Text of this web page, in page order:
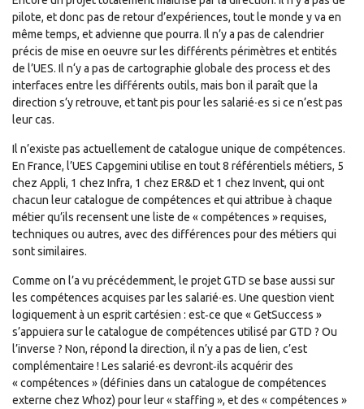
pilote, et donc pas de retour d’expériences, tout le monde y va en
même temps, et advienne que pourra. Il n’y a pas de calendrier
précis de mise en oeuvre sur les différents périmètres et entités
de l’UES. Il n‘y a pas de cartographie globale des process et des
interfaces entre les différents outils, mais bon il paraît que la
direction s’y retrouve, et tant pis pour les salarié∙es si ce n’est pas
leur cas.
Il n’existe pas actuellement de catalogue unique de compétences.
En France, l’UES Capgemini utilise en tout 8 référentiels métiers, 5
chez Appli, 1 chez Infra, 1 chez ER&D et 1 chez Invent, qui ont
chacun leur catalogue de compétences et qui attribue à chaque
métier qu’ils recensent une liste de « compétences » requises,
techniques ou autres, avec des différences pour des métiers qui
sont similaires.
Comme on l’a vu précédemment, le projet GTD se base aussi sur
les compétences acquises par les salarié∙es. Une question vient
logiquement à un esprit cartésien : est‐ce que « GetSuccess »
s’appuiera sur le catalogue de compétences utilisé par GTD ? Ou
l’inverse ? Non, répond la direction, il n’y a pas de lien, c’est
complémentaire ! Les salarié∙es devront‐ils acquérir des
« compétences » (définies dans un catalogue de compétences
externe chez Whoz) pour leur « staffing », et des « compétences »